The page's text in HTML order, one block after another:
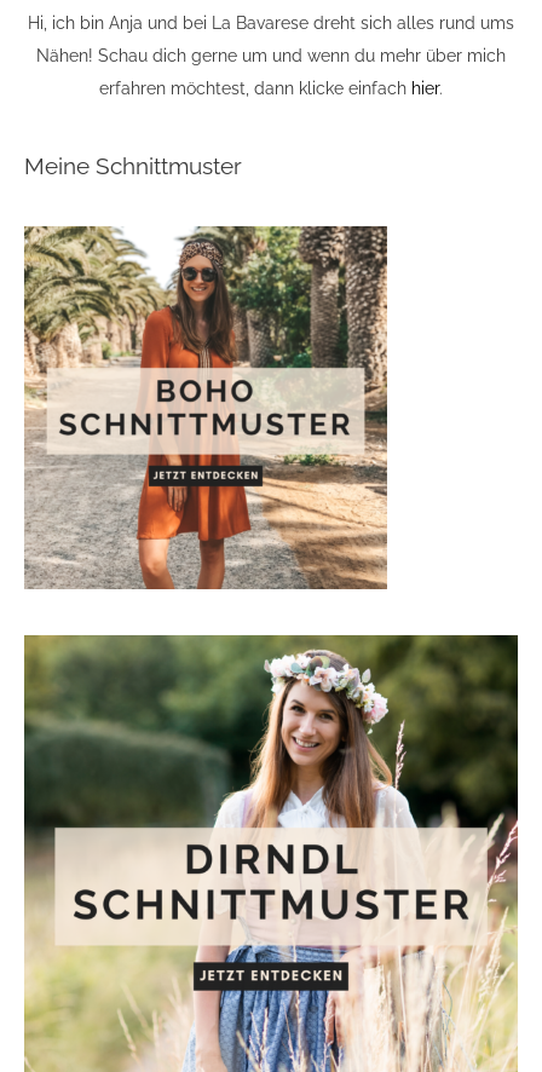
Hi, ich bin Anja und bei La Bavarese dreht sich alles rund ums
Nähen! Schau dich gerne um und wenn du mehr über mich
erfahren möchtest, dann klicke einfach hier.
Meine Schnittmuster